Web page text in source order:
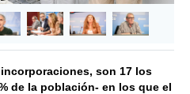
son 17 los
de la población- en los que el